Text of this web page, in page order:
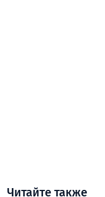
Читайте также